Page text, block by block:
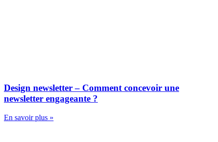
Design newsletter – Comment concevoir une
newsletter engageante ?
En savoir plus »